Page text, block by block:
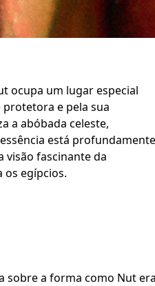
ocupa um lugar especial
protetora e pela sua
a abóbada celeste,
está profundamente
visão fascinante da
os egípcios.
sobre a forma como Nut era